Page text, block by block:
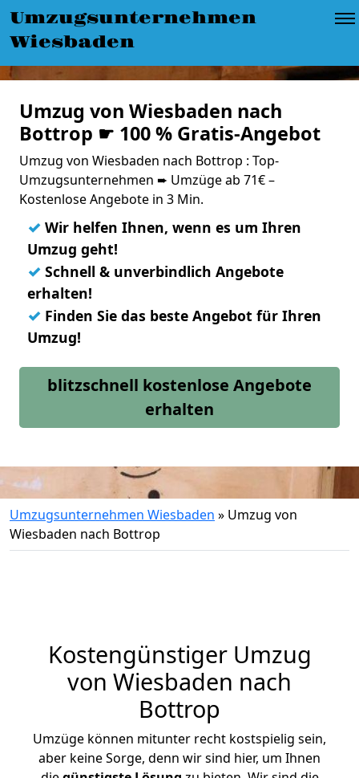
Umzugsunternehmen
Wiesbaden
Umzug von Wiesbaden nach
Bottrop ☛ 100 % Gratis-Angebot
Umzug von Wiesbaden nach Bottrop : Top-
Umzugsunternehmen ➨ Umzüge ab 71€ –
Kostenlose Angebote in 3 Min.
✓ Wir helfen Ihnen, wenn es um Ihren
Umzug geht!
✓ Schnell & unverbindlich Angebote
erhalten!
✓ Finden Sie das beste Angebot für Ihren
Umzug!
blitzschnell kostenlose Angebote
erhalten
Umzugsunternehmen Wiesbaden » Umzug von
Wiesbaden nach Bottrop
Kostengünstiger Umzug
von Wiesbaden nach
Bottrop
Umzüge können mitunter recht kostspielig sein,
aber keine Sorge, denn wir sind hier, um Ihnen